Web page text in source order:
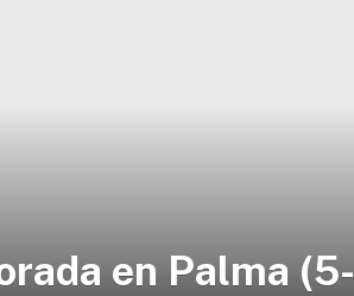
en Palma (5-